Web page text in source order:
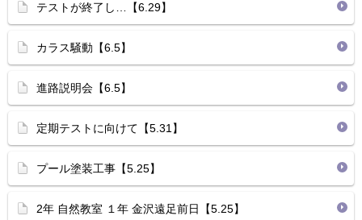
テストが終了し…【6.29】
カラス騒動【6.5】
進路説明会【6.5】
定期テストに向けて【5.31】
プール塗装工事【5.25】
2年 自然教室 １年 金沢遠足前日【5.25】